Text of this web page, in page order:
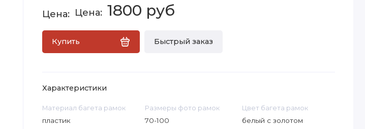
1800 руб
Купить Быстрый заказ
Характеристики
Материал багета рамок
пластик
Размеры фото рамок
70-100
Цвет багета рамок
белый с золотом